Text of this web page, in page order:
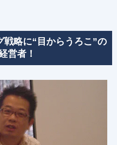
戦略に“目からうろこ”の
営者！